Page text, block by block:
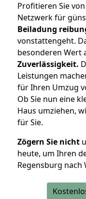
Profitieren Sie
Netzwerk für
Beiladung
vonstattengeht.
besonderen Wert
Zuverlässigkeit.
Leistungen
für Ihren Umzug
Ob Sie nun eine
Haus umziehen,
für Sie.
Zögern Sie nicht
heute, um Ihren
Regensburg nach